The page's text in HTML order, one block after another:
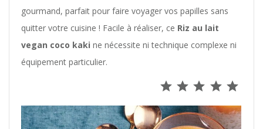
gourmand, parfait pour faire voyager vos papilles sans
quitter votre cuisine ! Facile à réaliser, ce Riz au lait
vegan coco kaki ne nécessite ni technique complexe ni
équipement particulier.